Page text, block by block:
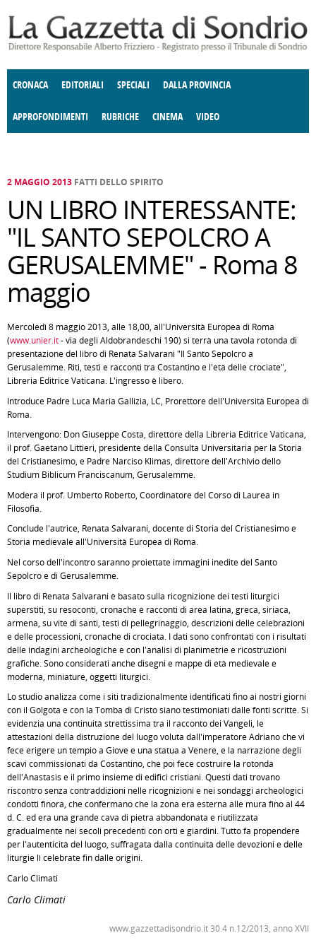
CRONACA EDITORIALI SPECIALI DALLA PROVINCIA
APPROFONDIMENTI
E SPETTACOLI POLITICA
RUBRICHE
DELLE IDEE FATTI DELLO SPIRITO CCCVA
CINEMA VIDEO
2 MAGGIO 2013 FATTI DELLO SPIRITO
UN LIBRO INTERESSANTE:
"IL SANTO SEPOLCRO A
GERUSALEMME" - Roma 8
maggio
Mercoledì 8 maggio 2013, alle 18,00, all'Università Europea di Roma
(www.unier.it- via degli Aldobrandeschi 190) si terrà una tavola rotonda di
presentazione del libro di Renata Salvarani "Il Santo Sepolcro a
Gerusalemme. Riti, testi e racconti tra Costantino e l'età delle crociate",
Libreria Editrice Vaticana. L'ingresso è libero.
Introduce Padre Luca Maria Gallizia, LC, Prorettore dell'Università Europea di
Roma.
Intervengono: Don Giuseppe Costa, direttore della Libreria Editrice Vaticana,
il prof. Gaetano Littieri, presidente della Consulta Universitaria per la Storia
del Cristianesimo, e Padre Narciso Klimas, direttore dell'Archivio dello
Studium Biblicum Franciscanum, Gerusalemme.
Modera il prof. Umberto Roberto, Coordinatore del Corso di Laurea in
Filosofia.
Conclude l'autrice, Renata Salvarani, docente di Storia del Cristianesimo e
Storia medievale all'Università Europea di Roma.
Nel corso dell'incontro saranno proiettate immagini inedite del Santo
Sepolcro e di Gerusalemme.
Il libro di Renata Salvarani è basato sulla ricognizione dei testi liturgici
superstiti, su resoconti, cronache e racconti di area latina, greca, siriaca,
armena, su vite di santi, testi di pellegrinaggio, descrizioni delle celebrazioni
e delle processioni, cronache di crociata. I dati sono confrontati con i risultati
delle indagini archeologiche e con l'analisi di planimetrie e ricostruzioni
grafiche. Sono considerati anche disegni e mappe di età medievale e
moderna, miniature, oggetti liturgici.
Lo studio analizza come i siti tradizionalmente identificati fino ai nostri giorni
con il Golgota e con la Tomba di Cristo siano testimoniati dalle fonti scritte. Si
evidenzia una continuità strettissima tra il racconto dei Vangeli, le
attestazioni della distruzione del luogo voluta dall'imperatore Adriano che vi
fece erigere un tempio a Giove e una statua a Venere, e la narrazione degli
scavi commissionati da Costantino, che poi fece costruire la rotonda
dell'Anastasis e il primo insieme di edifici cristiani. Questi dati trovano
riscontro senza contraddizioni nelle ricognizioni e nei sondaggi archeologici
condotti finora, che confermano che la zona era esterna alle mura fino al 44
d. C. ed era una grande cava di pietra abbandonata e riutilizzata
gradualmente nei secoli precedenti con orti e giardini. Tutto fa propendere
per l'autenticità del luogo, suffragata dalla continuità delle devozioni e delle
liturgie lì celebrate fin dalle origini.
Carlo Climati
Carlo Climati
www.gazzettadisondrio.it 30.4 n.12/2013, anno XVII